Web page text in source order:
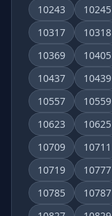
10243
10245
10317
10318
10369
10405
10437
10439
10557
10559
10623
10625
10709
10711
10719
10777
10785
10787